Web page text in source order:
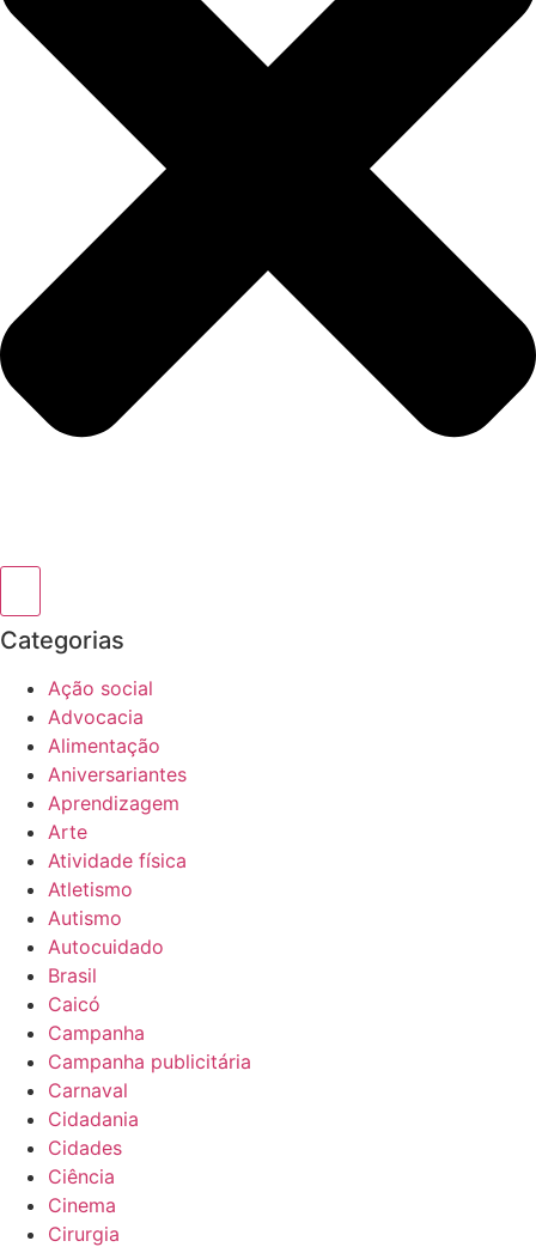
Categorias
Ação social
Advocacia
Alimentação
Aniversariantes
Aprendizagem
Arte
Atividade física
Atletismo
Autismo
Autocuidado
Brasil
Caicó
Campanha
Campanha publicitária
Carnaval
Cidadania
Cidades
Ciência
Cinema
Cirurgia